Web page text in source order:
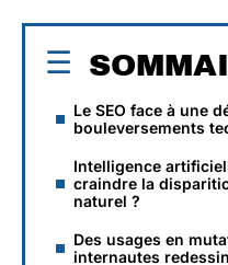
Le SEO face à une
bouleversements
Intelligence
craindre la
naturel ?
Des usages en
internautes